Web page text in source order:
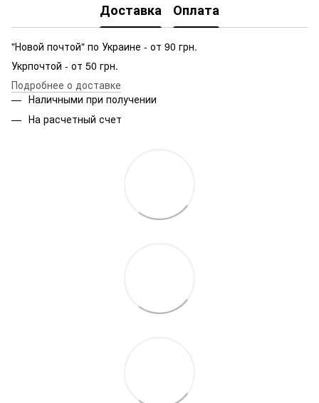
Доставка Оплата
"Новой почтой" по Украине - от 90 грн.
Укрпочтой - от 50 грн.
Подробнее о доставке
Наличными при получении
На расчетный счет